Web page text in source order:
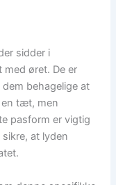
sidder i
øret. De er
behagelige at
en tæt, men
pasform er vigtig
at lyden